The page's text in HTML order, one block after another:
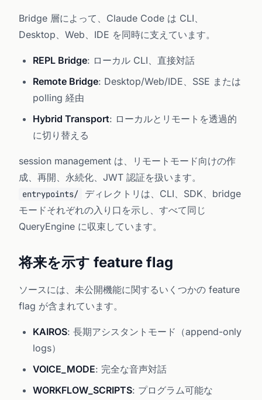
Bridge 層によって、Claude Code は CLI、
Desktop、Web、IDE を同時に支えています。
REPL Bridge: ローカル CLI、直接対話
Remote Bridge: Desktop/Web/IDE、SSE または
polling 経由
Hybrid Transport: ローカルとリモートを透過的
に切り替える
session management は、リモートモード向けの作
成、再開、永続化、JWT 認証を扱います。
entrypoints/
ディレクトリは、CLI、SDK、bridge
モードそれぞれの入り口を示し、すべて同じ
QueryEngine に収束しています。
将来を示す feature flag
ソースには、未公開機能に関するいくつかの feature
flag が含まれています。
KAIROS: 長期アシスタントモード（append-only
logs）
VOICE_MODE: 完全な音声対話
WORKFLOW_SCRIPTS: プログラム可能な